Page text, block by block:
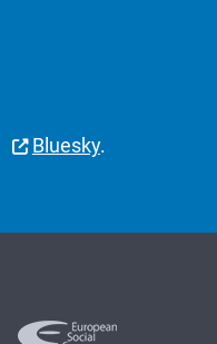
Bluesky.